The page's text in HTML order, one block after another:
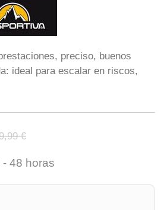
preciso, buenos
ideal para escalar en riscos,
€
48 horas